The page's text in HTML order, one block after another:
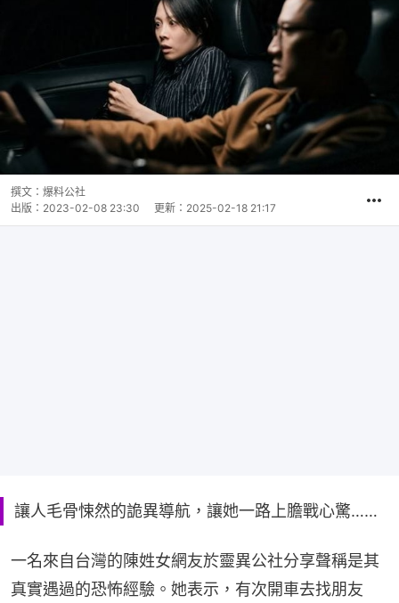
撰文： 爆料公社
出版： 2023-02-08 23:30 更新： 2025-02-18 21:17
讓人毛骨悚然的詭異導航，讓她一路上膽戰心驚……
一名來自台灣的陳姓女網友於靈異公社分享聲稱是其
真實遇過的恐怖經驗。她表示，有次開車去找朋友